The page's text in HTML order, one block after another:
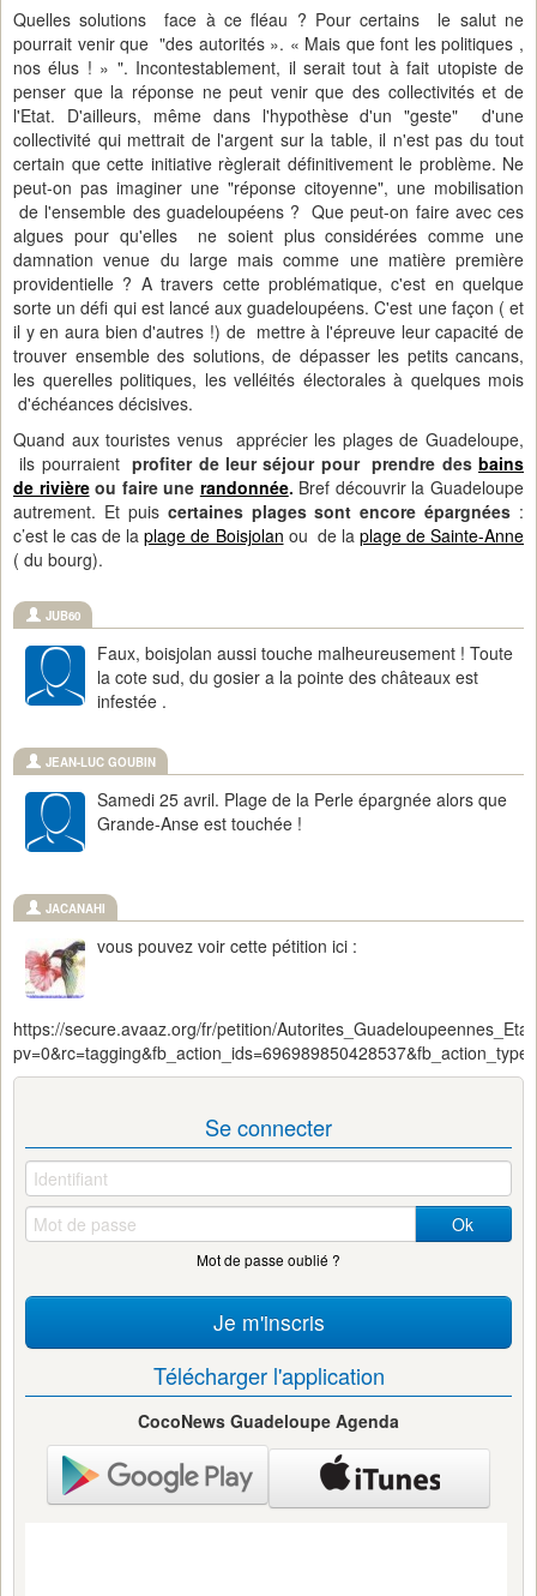
Quelles solutions face à ce fléau ? Pour certains le salut ne
pourrait venir que "des autorités ». « Mais que font les politiques ,
nos élus ! » ". Incontestablement, il serait tout à fait utopiste de
penser que la réponse ne peut venir que des collectivités et de
l'Etat. D'ailleurs, même dans l'hypothèse d'un "geste" d'une
collectivité qui mettrait de l'argent sur la table, il n'est pas du tout
certain que cette initiative règlerait définitivement le problème. Ne
peut-on pas imaginer une "réponse citoyenne", une mobilisation
de l'ensemble des guadeloupéens ? Que peut-on faire avec ces
algues pour qu'elles ne soient plus considérées comme une
damnation venue du large mais comme une matière première
providentielle ? A travers cette problématique, c'est en quelque
sorte un défi qui est lancé aux guadeloupéens. C'est une façon ( et
il y en aura bien d'autres !) de mettre à l'épreuve leur capacité de
trouver ensemble des solutions, de dépasser les petits cancans,
les querelles politiques, les velléités électorales à quelques mois
d'échéances décisives.
Quand aux touristes venus apprécier les plages de Guadeloupe,
ils pourraientprofiter de leur séjour pour prendre desbains
de rivièreou faire une randonnée. Bref découvrir la Guadeloupe
autrement. Et puis certaines plages sont encore épargnées :
c’est le cas de laplage de Boisjolan ou de la plage de Sainte-Anne
( du bourg).
JUB60
Faux, boisjolan aussi touche malheureusement ! Toute
la cote sud, du gosier a la pointe des châteaux est
infestée .
JEAN-LUC GOUBIN
Samedi 25 avril. Plage de la Perle épargnée alors que
Grande-Anse est touchée !
JACANAHI
vous pouvez voir cette pétition ici :
https://secure.avaaz.org/fr/petition/
Se connecter
Ok
Mot de passe oublié ?
Je m'inscris
Télécharger l'application
CocoNews Guadeloupe Agenda